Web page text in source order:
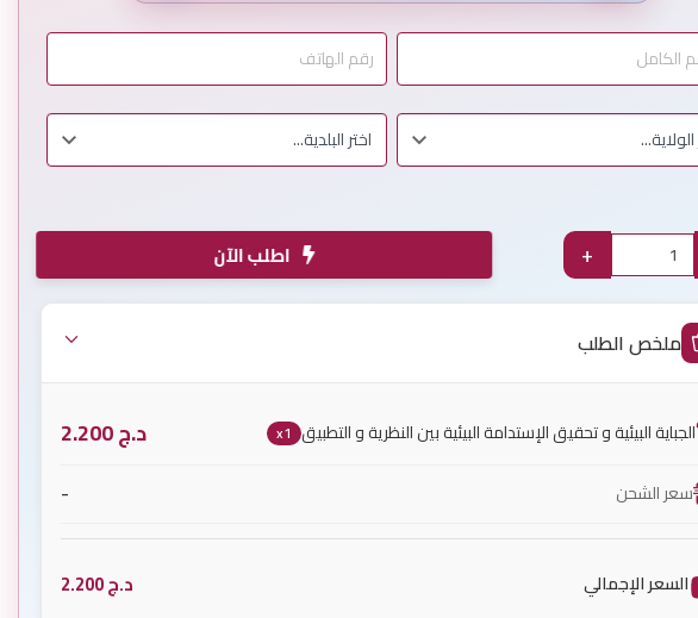
+ اطلب الآن
ملخص الطلب
الجباية البيئية و تحقيق الإستدامة البيئية بين النظرية و التطبيق x1 د.ج
سعر الشحن -
السعر الإجمالي د.ج